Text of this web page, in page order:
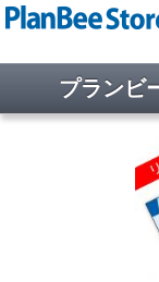
プランビ